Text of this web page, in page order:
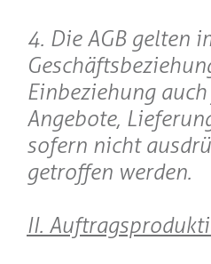
4. Die AGB gelten
Einbeziehung
Angebote,
sofern nicht
getroffen werden.
II.